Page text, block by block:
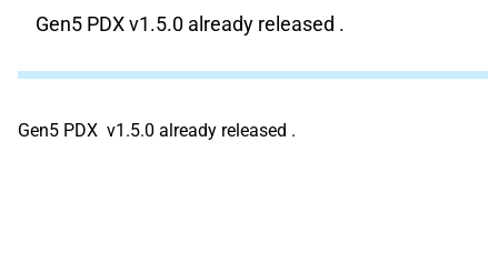
Gen5 PDX v1.5.0 already released .
Gen5 PDX v1.5.0 already released .